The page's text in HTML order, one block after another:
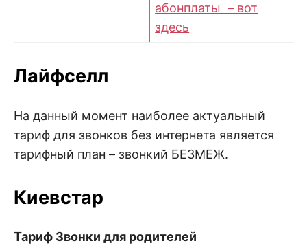
абонплаты – вот
здесь
Лайфселл
На данный момент наиболее актуальный
тариф для звонков без интернета является
тарифный план – звонкий БЕЗМЕЖ.
Киевстар
Тариф Звонки для родителей